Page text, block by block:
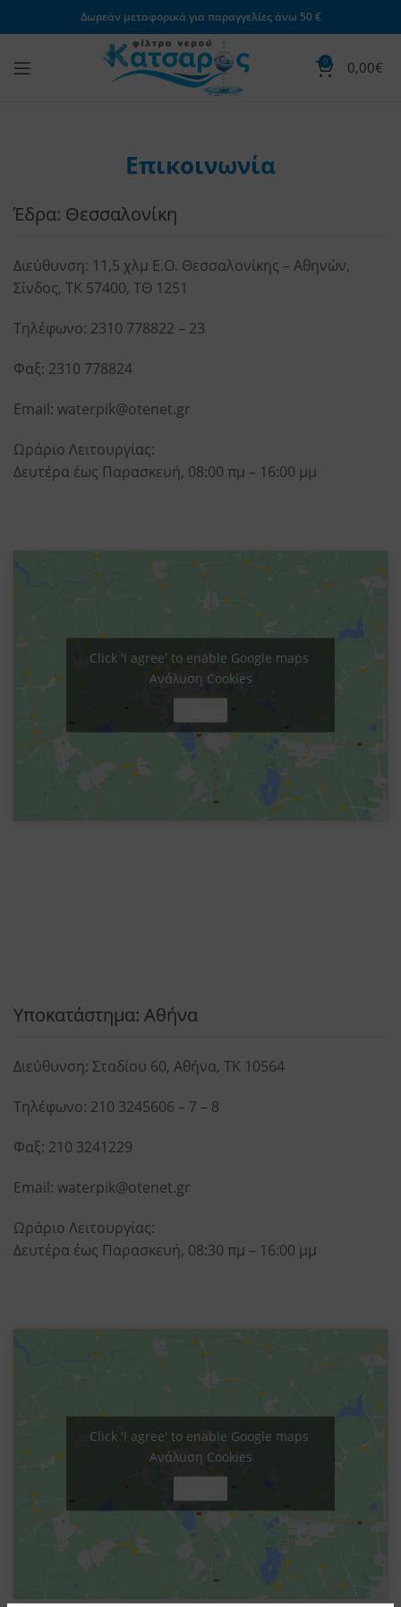
Δωρεάν μεταφορικά για παραγγελίες άνω 50 €
0 0,00€
Επικοινωνία
Έδρα: Θεσσαλονίκη
Διεύθυνση: 11,5 χλμ Ε.Ο. Θεσσαλονίκης – Αθηνών,
Σίνδος, ΤΚ 57400, ΤΘ 1251
Τηλέφωνο: 2310 778822 – 23
Φαξ: 2310 778824
Email: waterpik@otenet.gr
Ωράριο Λειτουργίας:
Δευτέρα έως Παρασκευή, 08:00 πμ – 16:00 μμ
Click 'I agree' to enable Google maps
Ανάλυση Cookies
Υποκατάστημα: Αθήνα
Διεύθυνση: Σταδίου 60, Αθήνα, ΤΚ 10564
Τηλέφωνο: 210 3245606 – 7 – 8
Φαξ: 210 3241229
Email: waterpik@otenet.gr
Ωράριο Λειτουργίας:
Δευτέρα έως Παρασκευή, 08:30 πμ – 16:00 μμ
Click 'I agree' to enable Google maps
Ανάλυση Cookies